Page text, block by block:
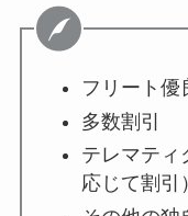
フリート優
多数割引
テレマティ
応じて割引）